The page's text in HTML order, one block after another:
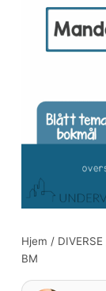
Hjem / DIVERSE
BM